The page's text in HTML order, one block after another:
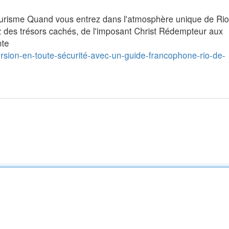
Quand vous entrez dans l'atmosphère unique de Rio
trésors cachés, de l'imposant Christ Rédempteur aux
en-toute-sécurité-avec-un-guide-francophone-rio-de-